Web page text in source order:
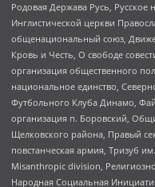
Родовая Держава Русь, Русское
Инглистической церкви
общенациональный союз,
Кровь и Честь, О свободе
организация общественного
национальное единство,
Футбольного Клуба Динамо,
организация п. Боровский,
Щелковского района, Правый
повстанческая армия, Тризуб
Misanthropic division,
Народная Социальная